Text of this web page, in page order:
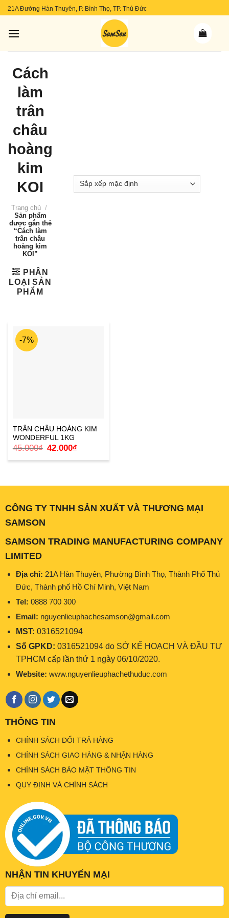
Skip
content
21A Đường Hàn Thuyên, P. Bình Thọ, TP. Thủ Đức
Cách
làm
trân
châu
hoàng
kim
KOI
Trang chủ /
Sản phẩm
được gắn thẻ
“Cách làm
trân châu
hoàng kim
KOI”
PHÂN
LOẠI SẢN
PHẨM
-7%
TRÂN CHÂU HOÀNG KIM
WONDERFUL 1KG
45.000₫ Giá
gốc
là:
42.000₫Giá
tại
CÔNG TY TNHH SẢN XUẤT VÀ THƯƠNG MẠI
SAMSON
SAMSON TRADING MANUFACTURING COMPANY
LIMITED
Địa chỉ: 21A Hàn Thuyên, Phường Bình Thọ, Thành Phố Thủ
Đức, Thành phố Hồ Chí Minh, Việt Nam
Tel: 0888 700 300
Email: nguyenlieuphachesamson@gmail.com
MST: 0316521094
Số GPKD: 0316521094 do SỞ KẾ HOẠCH VÀ ĐẦU TƯ
TPHCM cấp lần thứ 1 ngày 06/10/2020.
Website: www.nguyenlieuphachethuduc.com
THÔNG TIN
CHÍNH SÁCH ĐỔI TRẢ HÀNG
CHÍNH SÁCH GIAO HÀNG & NHẬN HÀNG
CHÍNH SÁCH BẢO MẬT THÔNG TIN
QUY ĐỊNH VÀ CHÍNH SÁCH
NHẬN TIN KHUYẾN MẠI